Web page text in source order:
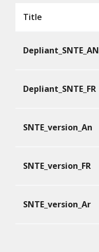
Title
Depliant_SNTE_AN
Depliant_SNTE_FR
SNTE_version_An
SNTE_version_FR
SNTE_version_Ar